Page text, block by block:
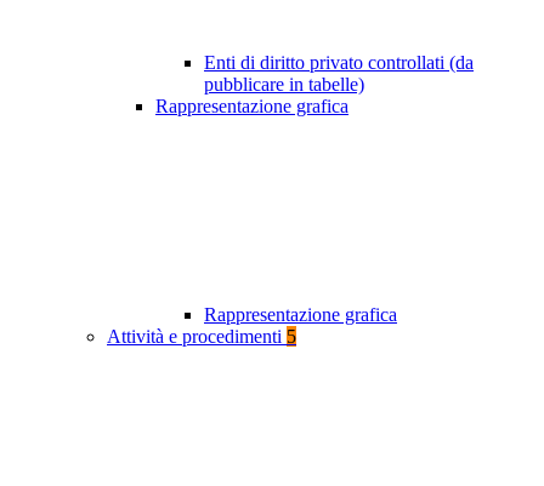
Enti di diritto privato controllati (da
pubblicare in tabelle)
Rappresentazione grafica
Rappresentazione grafica
Attività e procedimenti 5